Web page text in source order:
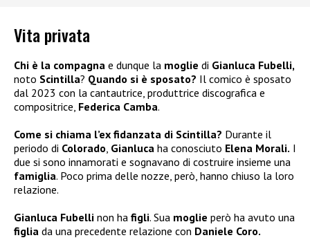
Vita privata
Chi è la compagna e dunque la moglie di Gianluca Fubelli,
noto Scintilla? Quando si è sposato? Il comico è sposato
dal 2023 con la cantautrice, produttrice discografica e
compositrice, Federica Camba.
Come si chiama l’ex fidanzata di Scintilla? Durante il
periodo di Colorado, Gianluca ha conosciuto Elena Morali. I
due si sono innamorati e sognavano di costruire insieme una
famiglia. Poco prima delle nozze, però, hanno chiuso la loro
relazione.
Gianluca Fubelli non ha figli. Sua moglie però ha avuto una
figlia da una precedente relazione con Daniele Coro.